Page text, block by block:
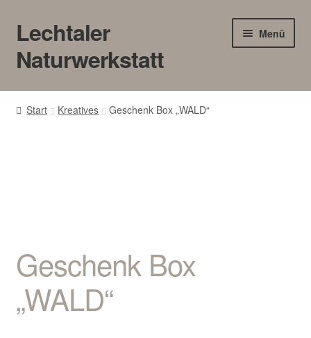
Zur
Navigation
springen
Zum
Inhalt
springen
Lechtaler
Naturwerkstatt
Menü
HOME
SHOP
Kontakt/Anfahrt
Start Kreatives Geschenk Box „WALD“
Geschenk Box
„WALD“